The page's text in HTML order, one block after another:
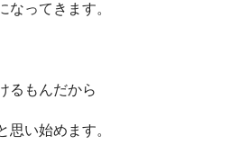
なってきます。
るもんだから
い始めます。